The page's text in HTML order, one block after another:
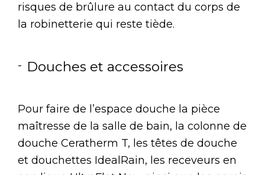
risques de brûlure au contact du corps de
la robinetterie qui reste tiède.
Douches et accessoires
Pour faire de l’espace douche la pièce
maîtresse de la salle de bain, la colonne de
douche Ceratherm T, les têtes de douche
et douchettes IdealRain, les receveurs en